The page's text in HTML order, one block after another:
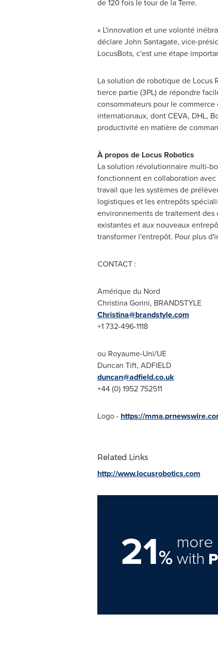
de 120 fois le tour de la Terre.
« L'innovation et une volonté
déclare John Santagate, vice-
LocusBots, c'est une étape
La solution de robotique de Locus
tierce partie (3PL) de répondre
consommateurs pour le
internationaux, dont CEVA, DHL,
productivité en matière de
À propos de Locus Robotics
La solution révolutionnaire multi-
fonctionnent en collaboration
travail que les systèmes de
logistiques et les entrepôts
environnements de traitement
existantes et aux nouveaux
transformer l'entrepôt. Pour plus
CONTACT :
Amérique du Nord
Christina Gorini, BRANDSTYLE
Christina@brandstyle.com
+1 732-496-1118
ou Royaume-Uni/UE
Duncan Tift, ADFIELD
duncan@adfield.co.uk
+44 (0) 1952 752511
Logo - https://
Related Links
http://www.locusrobotics.com
21%with